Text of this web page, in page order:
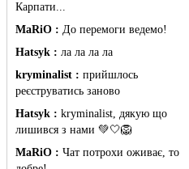
Карпати...
MaRiO : До перемоги ведемо!
Hatsyk : ла ла ла ла
kryminalist : прийшлось
реєструватись заново
Hatsyk : kryminalist, дякую що
лишився з нами 💚🤍🦁
MaRiO : Чат потрохи оживає, то